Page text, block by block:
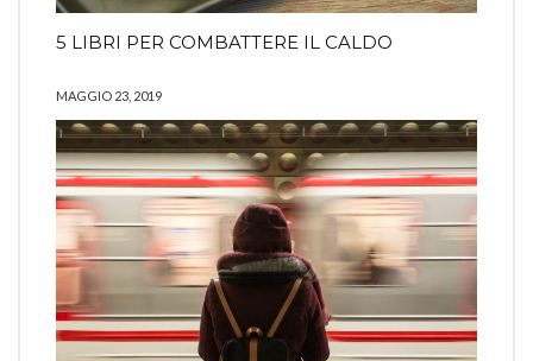
5 LIBRI PER COMBATTERE IL CALDO
MAGGIO 23, 2019